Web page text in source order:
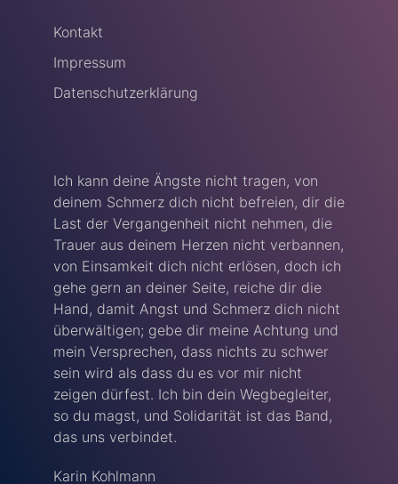
Kontakt
Impressum
Datenschutzerklärung
Ich kann deine Ängste nicht tragen, von
deinem Schmerz dich nicht befreien, dir die
Last der Vergangenheit nicht nehmen, die
Trauer aus deinem Herzen nicht verbannen,
von Einsamkeit dich nicht erlösen, doch ich
gehe gern an deiner Seite, reiche dir die
Hand, damit Angst und Schmerz dich nicht
überwältigen; gebe dir meine Achtung und
mein Versprechen, dass nichts zu schwer
sein wird als dass du es vor mir nicht
zeigen dürfest. Ich bin dein Wegbegleiter,
so du magst, und Solidarität ist das Band,
das uns verbindet.
Karin Kohlmann